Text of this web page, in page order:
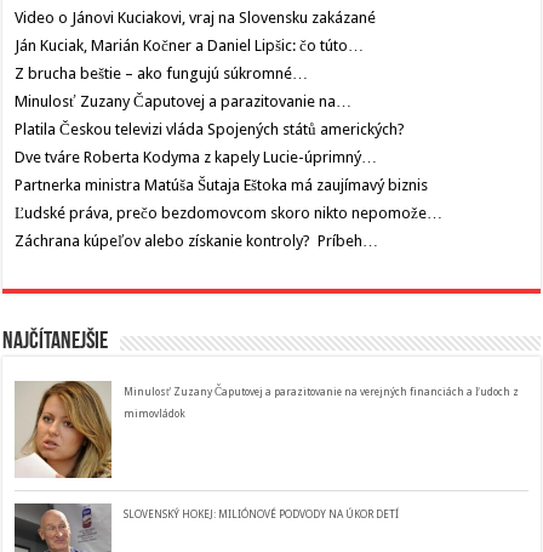
Video o Jánovi Kuciakovi, vraj na Slovensku zakázané
Ján Kuciak, Marián Kočner a Daniel Lipšic: čo túto…
Z brucha beštie – ako fungujú súkromné…
Minulosť Zuzany Čaputovej a parazitovanie na…
Platila Českou televizi vláda Spojených států amerických?
Dve tváre Roberta Kodyma z kapely Lucie-úprimný…
Partnerka ministra Matúša Šutaja Eštoka má zaujímavý biznis
Ľudské práva, prečo bezdomovcom skoro nikto nepomože…
Záchrana kúpeľov alebo získanie kontroly? Príbeh…
Najčítanejšie
Minulosť Zuzany Čaputovej a parazitovanie na verejných financiách a ľudoch z
mimovládok
SLOVENSKÝ HOKEJ: MILIÓNOVÉ PODVODY NA ÚKOR DETÍ